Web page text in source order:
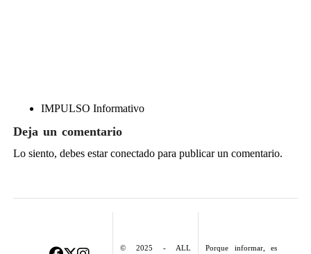
IMPULSO Informativo
Deja un comentario
Lo siento, debes estarconectadopara publicar un comentario.
© 2025 - ALL
Porque informar, es